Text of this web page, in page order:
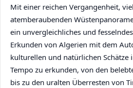
Mit einer reichen Vergangenheit,
atemberaubenden
ein unvergleichliches und
Erkunden von Algerien mit dem
kulturellen und natürlichen
Tempo zu erkunden, von den
bis zu den uralten Überresten von